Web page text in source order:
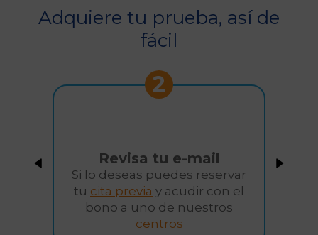
Adquiere tu prueba, así de
fácil
2
Revisa tu e-mail
Si lo deseas puedes reservar
tu cita previa y acudir con el
bono a uno de nuestros
centros